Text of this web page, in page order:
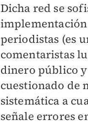
Dicha red se
periodistas (es
comentaristas
dinero público
cuestionado de
sistemática a
señale errores